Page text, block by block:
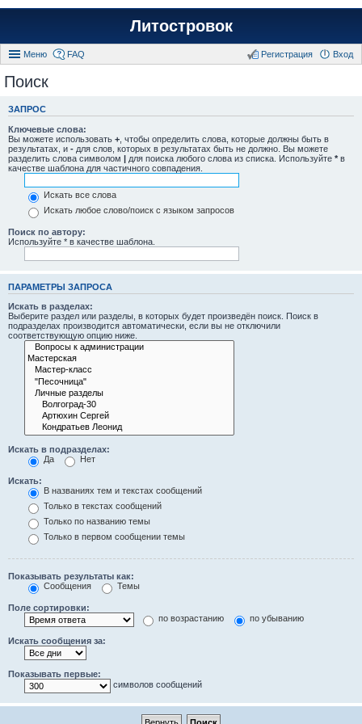
Литостровок
Меню FAQ Вход
Регистрация
Поиск
ЗАПРОС
Ключевые слова:
Вы можете использовать + , чтобы определить слова, которые должны быть в
результатах, и - для слов, которых в результатах быть не должно. Вы можете
разделить слова символом | для поиска любого слова из списка. Используйте * в
качестве шаблона для частичного совпадения.
Искать все слова
Искать любое слово/поиск с языком запросов
Поиск по автору:
Используйте * в качестве шаблона.
ПАРАМЕТРЫ ЗАПРОСА
Искать в разделах:
Выберите раздел или разделы, в которых будет произведён поиск. Поиск в
подразделах производится автоматически, если вы не отключили
соответствующую опцию ниже.
Искать в подразделах:
Да
Нет
Искать:
В названиях тем и текстах сообщений
Только в текстах сообщений
Только по названию темы
Только в первом сообщении темы
Показывать результаты как:
Сообщения
Темы
Поле сортировки:
по возрастанию
по убыванию
Искать сообщения за:
Показывать первые:
символов сообщений